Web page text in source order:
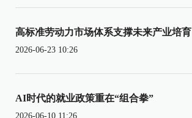
高标准劳动力市场体系支撑未来产业培育
2026-06-23 10:26
AI时代的就业政策重在“组合拳”
2026-06-10 11:26